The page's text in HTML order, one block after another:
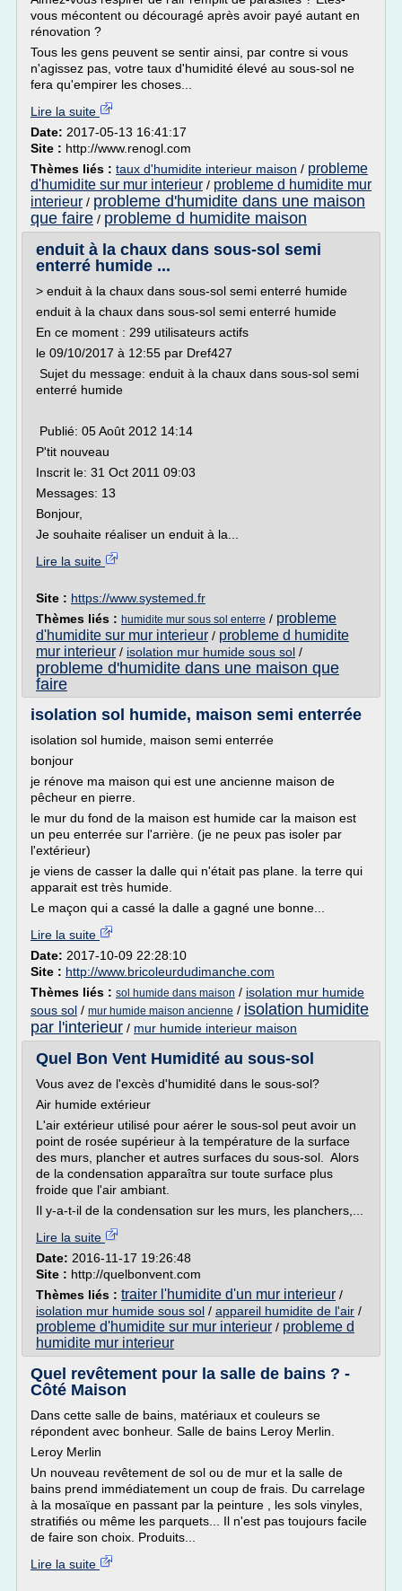
vous mécontent ou découragé après avoir payé autant en
rénovation ?
Tous les gens peuvent se sentir ainsi, par contre si vous
n'agissez pas, votre taux d'humidité élevé au sous-sol ne
fera qu'empirer les choses...
Lire la suite
Date: 2017-05-13 16:41:17
Site : http://www.renogl.com
Thèmes liés : taux d'humidite interieur maison / probleme
d'humidite sur mur interieur / probleme d humidite mur
interieur / probleme d'humidite dans une maison
que faire / probleme d humidite maison
enduit à la chaux dans sous-sol semi
enterré humide ...
> enduit à la chaux dans sous-sol semi enterré humide
enduit à la chaux dans sous-sol semi enterré humide
En ce moment : 299 utilisateurs actifs
le 09/10/2017 à 12:55 par Dref427
Sujet du message: enduit à la chaux dans sous-sol semi
enterré humide
Publié: 05 Août 2012 14:14
P'tit nouveau
Inscrit le: 31 Oct 2011 09:03
Messages: 13
Bonjour,
Je souhaite réaliser un enduit à la...
Lire la suite
Site : https://www.systemed.fr
Thèmes liés : humidite mur sous sol enterre / probleme
d'humidite sur mur interieur / probleme d humidite
mur interieur / isolation mur humide sous sol /
probleme d'humidite dans une maison que
faire
isolation sol humide, maison semi enterrée
isolation sol humide, maison semi enterrée
bonjour
je rénove ma maison qui est une ancienne maison de
pêcheur en pierre.
le mur du fond de la maison est humide car la maison est
un peu enterrée sur l'arrière. (je ne peux pas isoler par
l'extérieur)
je viens de casser la dalle qui n'était pas plane. la terre qui
apparait est très humide.
Le maçon qui a cassé la dalle a gagné une bonne...
Lire la suite
Date: 2017-10-09 22:28:10
Site : http://www.bricoleurdudimanche.com
Thèmes liés : sol humide dans maison / isolation mur humide
sous sol / mur humide maison ancienne / isolation humidite
par l'interieur / mur humide interieur maison
Quel Bon Vent Humidité au sous-sol
Vous avez de l'excès d'humidité dans le sous-sol?
Air humide extérieur
L'air extérieur utilisé pour aérer le sous-sol peut avoir un
point de rosée supérieur à la température de la surface
des murs, plancher et autres surfaces du sous-sol. Alors
de la condensation apparaîtra sur toute surface plus
froide que l'air ambiant.
Il y-a-t-il de la condensation sur les murs, les planchers,...
Lire la suite
Date: 2016-11-17 19:26:48
Site : http://quelbonvent.com
Thèmes liés : traiter l'humidite d'un mur interieur /
isolation mur humide sous sol / appareil humidite de l'air /
probleme d'humidite sur mur interieur / probleme d
humidite mur interieur
Quel revêtement pour la salle de bains ? -
Côté Maison
Dans cette salle de bains, matériaux et couleurs se
répondent avec bonheur. Salle de bains Leroy Merlin.
Leroy Merlin
Un nouveau revêtement de sol ou de mur et la salle de
bains prend immédiatement un coup de frais. Du carrelage
à la mosaïque en passant par la peinture , les sols vinyles,
stratifiés ou même les parquets... Il n'est pas toujours facile
de faire son choix. Produits...
Lire la suite